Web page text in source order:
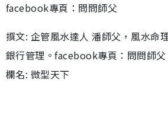
facebook專頁：問問師父
撰文: 企管風水達人 潘師父，風水命
銀行管理。facebook專頁：問問師父
欄名: 微型天下